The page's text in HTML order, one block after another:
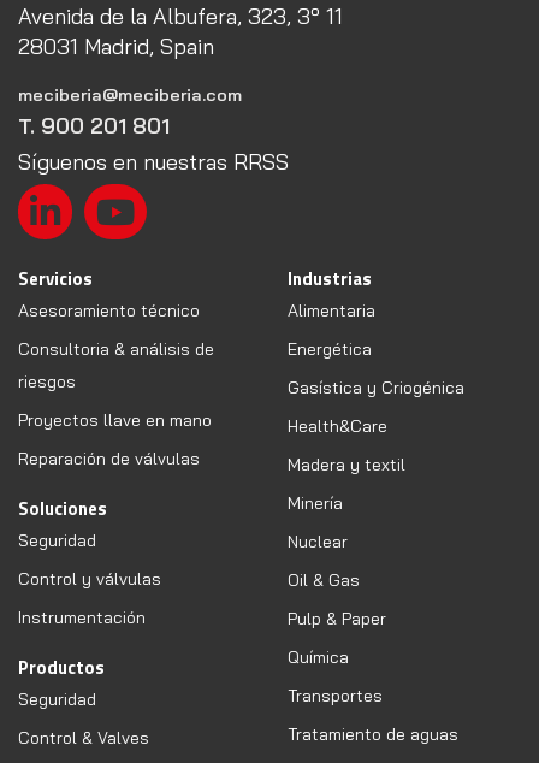
Avenida de la Albufera, 323, 3º 11
28031 Madrid, Spain
meciberia@meciberia.com
T. 900 201 801
Síguenos en nuestras RRSS
Servicios
Asesoramiento técnico
Consultoria & análisis de
riesgos
Proyectos llave en mano
Reparación de válvulas
Soluciones
Seguridad
Control y válvulas
Instrumentación
Productos
Seguridad
Control & Valves
Industrias
Alimentaria
Energética
Gasística y Criogénica
Health&Care
Madera y textil
Minería
Nuclear
Oil & Gas
Pulp & Paper
Química
Transportes
Tratamiento de aguas